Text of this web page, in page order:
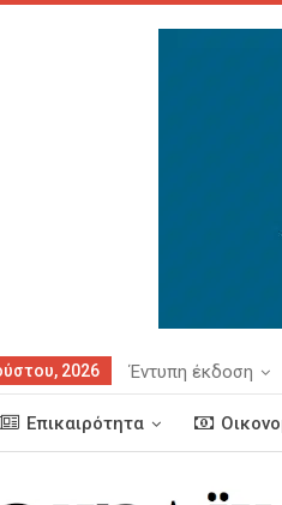
2026 Έντυπη έκδοση
Επικαιρότητα